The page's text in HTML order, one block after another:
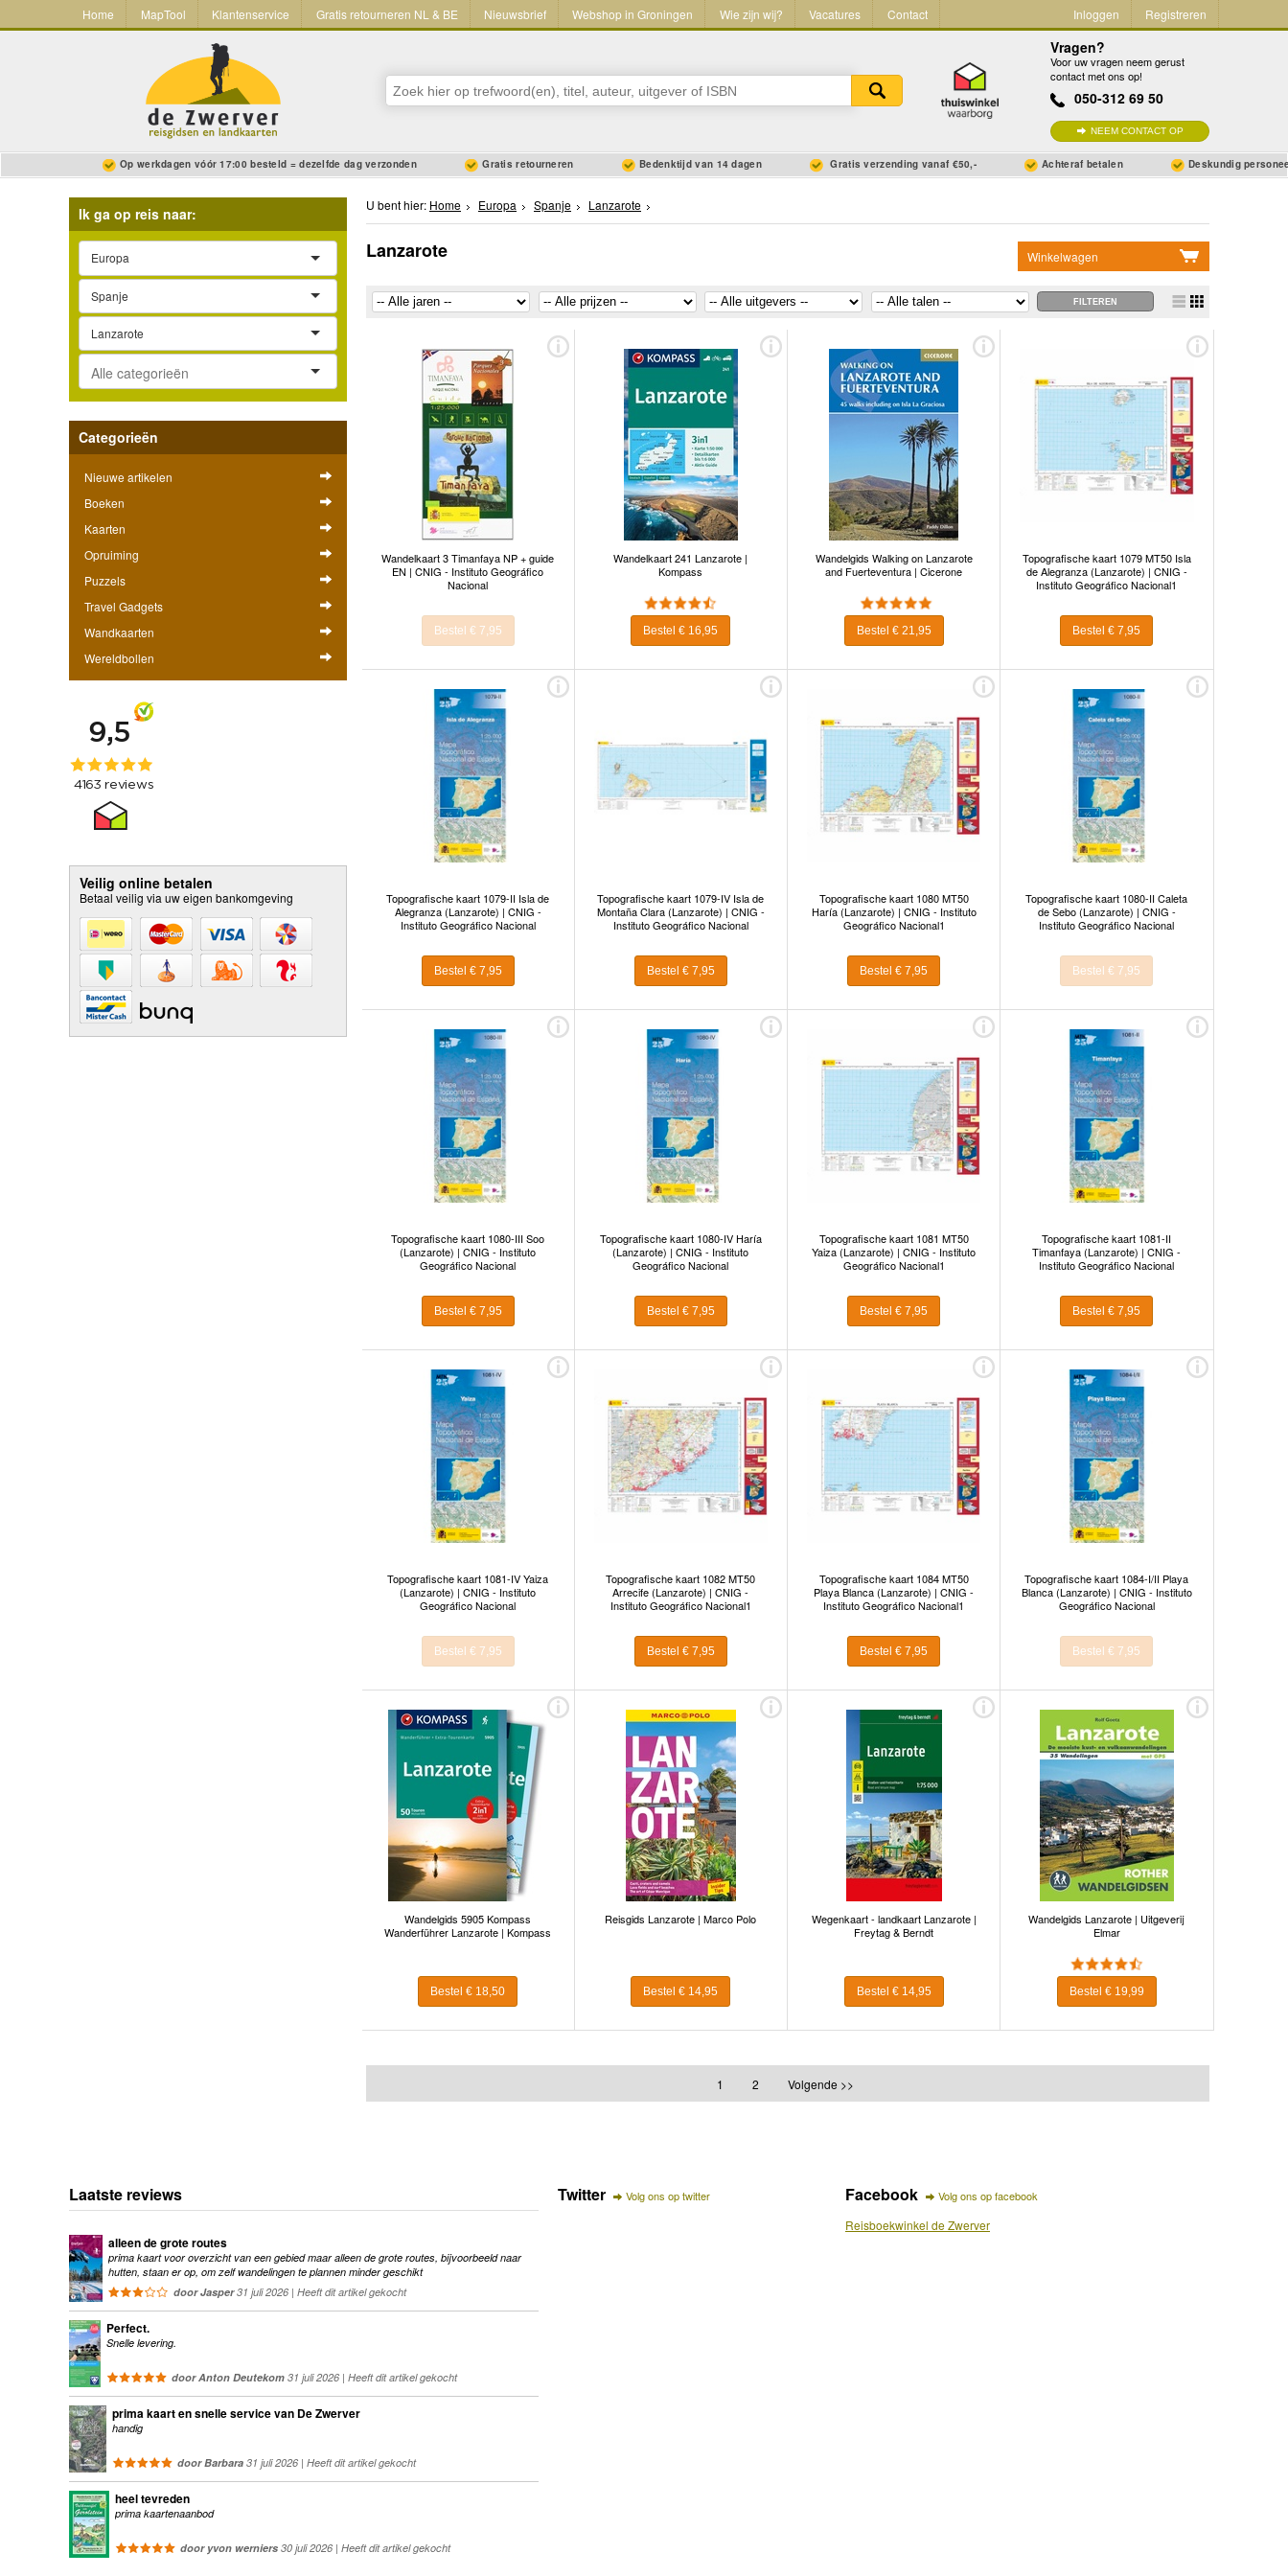
Home MapTool Klantenservice Gratis retourneren NL & BE Nieuwsbrief Webshop in Groningen Wie zijn wij? Vacatures Contact Inloggen Registreren
Vragen?
Voor uw vragen neem gerust
contact met ons op!
050-312 69 50
NEEM CONTACT OP
Op werkdagen vóór 17:00 besteld = dezelfde dag verzonden Gratis retourneren Bedenktijd van 14 dagen Gratis verzending vanaf €50,- Achteraf betalen Deskundig
Ik ga op reis naar:
Europa
Spanje
Lanzarote
Categorieën
Nieuwe artikelen
Boeken
Kaarten
Opruiming
Puzzels
Travel Gadgets
Wandkaarten
Wereldbollen
Veilig online betalen
Betaal veilig via uw eigen bankomgeving
U bent hier: Home Europa Spanje Lanzarote
Winkelwagen
Ga naar winkelwagen
Lanzarote
Wandelkaart 3 Timanfaya NP + guide
EN | CNIG - Instituto Geográfico
Nacional
Bestel € 7,95
Wandelkaart 241 Lanzarote |
Kompass
Bestel € 16,95
Wandelgids Walking on Lanzarote
and Fuerteventura | Cicerone
Bestel € 21,95
Topografische kaart 1079 MT50 Isla
de Alegranza (Lanzarote) | CNIG -
Instituto Geográfico Nacional1
Bestel € 7,95
Topografische kaart 1079-II Isla de
Alegranza (Lanzarote) | CNIG -
Instituto Geográfico Nacional
Bestel € 7,95
Topografische kaart 1079-IV Isla de
Montaña Clara (Lanzarote) | CNIG -
Instituto Geográfico Nacional
Bestel € 7,95
Topografische kaart 1080 MT50
Haría (Lanzarote) | CNIG - Instituto
Geográfico Nacional1
Bestel € 7,95
Topografische kaart 1080-II Caleta
de Sebo (Lanzarote) | CNIG -
Instituto Geográfico Nacional
Bestel € 7,95
Topografische kaart 1080-III Soo
(Lanzarote) | CNIG - Instituto
Geográfico Nacional
Bestel € 7,95
Topografische kaart 1080-IV Haría
(Lanzarote) | CNIG - Instituto
Geográfico Nacional
Bestel € 7,95
Topografische kaart 1081 MT50
Yaiza (Lanzarote) | CNIG - Instituto
Geográfico Nacional1
Bestel € 7,95
Topografische kaart 1081-II
Timanfaya (Lanzarote) | CNIG -
Instituto Geográfico Nacional
Bestel € 7,95
Topografische kaart 1081-IV Yaiza
(Lanzarote) | CNIG - Instituto
Geográfico Nacional
Bestel € 7,95
Topografische kaart 1082 MT50
Arrecife (Lanzarote) | CNIG -
Instituto Geográfico Nacional1
Bestel € 7,95
Topografische kaart 1084 MT50
Playa Blanca (Lanzarote) | CNIG -
Instituto Geográfico Nacional1
Bestel € 7,95
Topografische kaart 1084-I/II Playa
Blanca (Lanzarote) | CNIG - Instituto
Geográfico Nacional
Bestel € 7,95
Wandelgids 5905 Kompass
Wanderführer Lanzarote | Kompass
Bestel € 18,50
Reisgids Lanzarote | Marco Polo
Bestel € 14,95
Wegenkaart - landkaart Lanzarote |
Freytag & Berndt
Bestel € 14,95
Wandelgids Lanzarote | Uitgeverij
Elmar
Bestel € 19,99
1 2 Volgende >>
Laatste reviews
alleen de grote routes
prima kaart voor overzicht van een gebied maar alleen de grote routes, bijvoorbeeld naar
hutten, staan er op, om zelf wandelingen te plannen minder geschikt
door Jasper31 juli 2026 | Heeft dit artikel gekocht
Perfect.
Snelle levering.
door Anton Deutekom 31 juli 2026 | Heeft dit artikel gekocht
prima kaart en snelle service van De Zwerver
handig
door Barbara 31 juli 2026 | Heeft dit artikel gekocht
heel tevreden
prima kaartenaanbod
door yvon werniers 30 juli 2026 | Heeft dit artikel gekocht
Twitter Volg ons op twitter Facebook Volg ons op facebook
Reisboekwinkel de Zwerver